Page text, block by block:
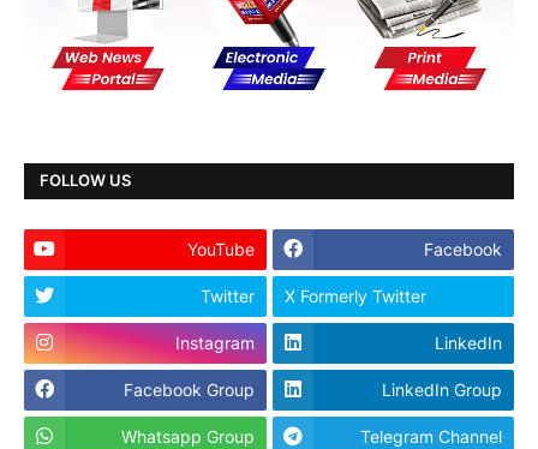
FOLLOW US
YouTube Facebook
Twitter X Formerly Twitter
Instagram LinkedIn
Facebook Group LinkedIn Group
Whatsapp Group Telegram Channel